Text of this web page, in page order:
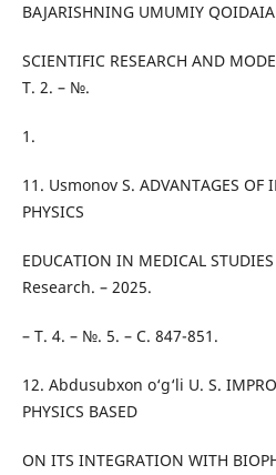
BAJARISHNING UMUMIY
SCIENTIFIC RESEARCH AND
Т. 2. – №.
1.
11. Usmonov S. ADVANTAGES OF
PHYSICS
EDUCATION IN MEDICAL
Research. – 2025.
– Т. 4. – №. 5. – С. 847-851.
12. Abdusubxon o‘g‘li U. S.
PHYSICS BASED
ON ITS INTEGRATION WITH